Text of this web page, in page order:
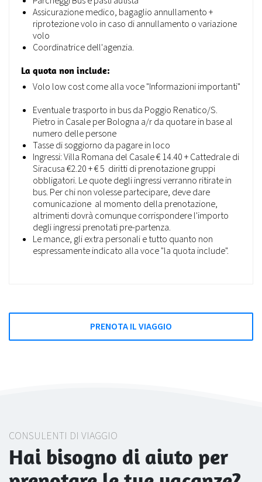
Assicurazione medico, bagaglio annullamento +
riprotezione volo in caso di annullamento o variazione
volo
Coordinatrice dell'agenzia.
La quota non include:
Volo low cost come alla voce "Informazioni importanti"
Eventuale trasporto in bus da Poggio Renatico/S.
Pietro in Casale per Bologna a/r da quotare in base al
numero delle persone
Tasse di soggiorno da pagare in loco
Ingressi: Villa Romana del Casale € 14.40 + Cattedrale di
Siracusa €2.20 + € 5 diritti di prenotazione gruppi
obbligatori. Le quote degli ingressi verranno ritirate in
bus. Per chi non volesse partecipare, deve dare
comunicazione al momento della prenotazione,
altrimenti dovrà comunque corrispondere l'importo
degli ingressi prenotati pre-partenza.
Le mance, gli extra personali e tutto quanto non
espressamente indicato alla voce "la quota include".
PRENOTA IL VIAGGIO
CONSULENTI DI VIAGGIO
Hai bisogno di aiuto per